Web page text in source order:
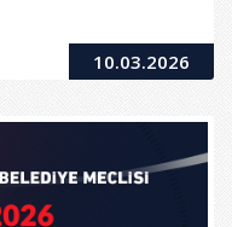
10.03.2026